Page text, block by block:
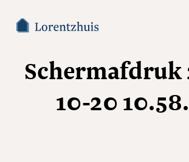
Schermafdruk
10-20